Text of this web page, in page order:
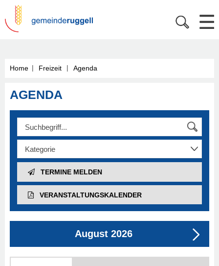
Home | Freizeit | Agenda
AGENDA
TERMINE MELDEN
VERANSTALTUNGS­KALENDER
August 2026